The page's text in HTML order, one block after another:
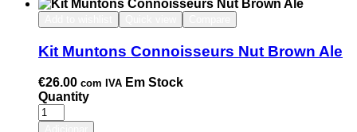
Kit Muntons Connoisseurs Nut Brown Ale
€26.00 com IVA Em Stock
Quantity